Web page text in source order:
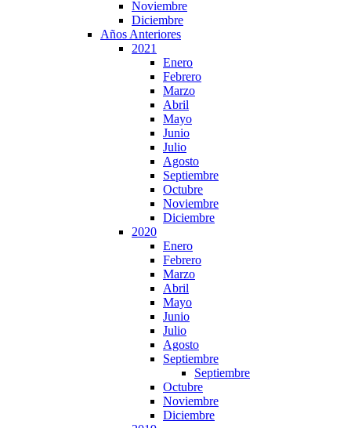
Noviembre
Diciembre
Años Anteriores
2021
Enero
Febrero
Marzo
Abril
Mayo
Junio
Julio
Agosto
Septiembre
Octubre
Noviembre
Diciembre
2020
Enero
Febrero
Marzo
Abril
Mayo
Junio
Julio
Agosto
Septiembre
Septiembre
Octubre
Noviembre
Diciembre